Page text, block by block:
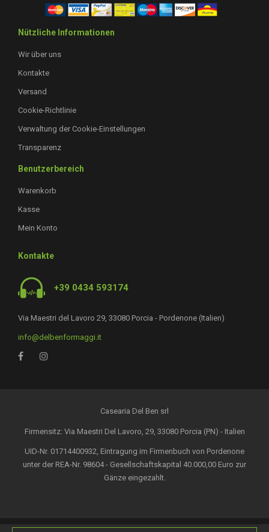
Nützliche Informationen
Wir über uns
Kontakte
Versand
Cookie-Richtlinie
Verwaltung der Cookie-Einstellungen
Transparenz
Benutzerbereich
Warenkorb
Kasse
Mein Konto
Kontakte
+39 0434 593174
Via Maestri del Lavoro 29, 33080 Porcia - Pordenone (Italien)
info@delbenformaggi.it
Casearia Del Ben srl
Firmensitz: Via Maestri Del Lavoro, 29, 33080 Porcia (PN) - Italien
UID-Nr. 01714400932, Eintragung im Firmenbuch von Pordenone
unter der REA-Nr. 98604 - Gesellschaftskapital 40.000,00 Euro zur
Gänze eingezahlt.